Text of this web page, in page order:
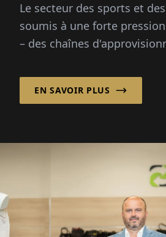
Le secteur des sports et
soumis à une forte
– des chaînes
croissance. Scoretex
cinq marques sous
EN SAVOIR PLUS